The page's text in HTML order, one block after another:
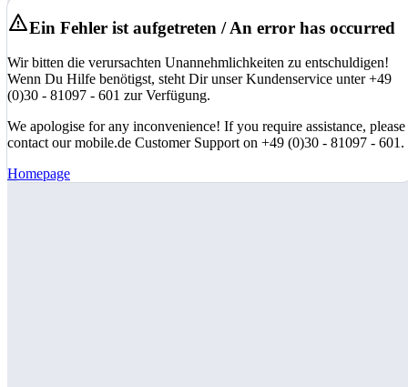
Ein Fehler ist aufgetreten / An error has occurred
Wir bitten die verursachten Unannehmlichkeiten zu entschuldigen!
Wenn Du Hilfe benötigst, steht Dir unser Kundenservice unter +49
(0)30 - 81097 - 601 zur Verfügung.
We apologise for any inconvenience! If you require assistance, please
contact our mobile.de Customer Support on +49 (0)30 - 81097 - 601.
Homepage